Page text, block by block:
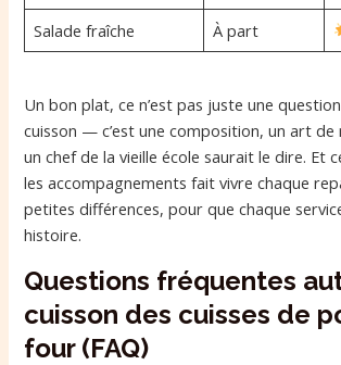
Salade fraîche
À part
Un bon plat, ce n’est pas juste une
cuisson — c’est une composition, un art de
un chef de la vieille école saurait le dire. Et
les accompagnements fait vivre chaque
petites différences, pour que chaque
histoire.
Questions fréquentes
cuisson des cuisses de
four (FAQ)